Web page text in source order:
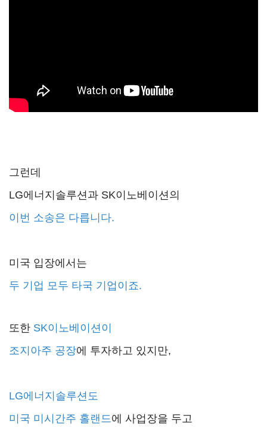
그런데
LG에너지솔루션과 SK이노베이션의
이번 소송은 다릅니다.
미국 입장에서는
두 기업 모두 타국 기업이죠.
또한 SK이노베이션이
조지아주 공장에 투자하고 있지만,
LG에너지솔루션도
미국 미시간주 홀랜드 에 사업장을 두고